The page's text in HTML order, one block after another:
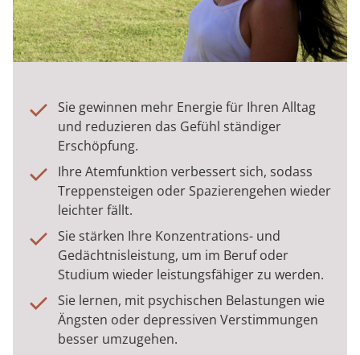
Sie gewinnen mehr Energie für Ihren Alltag
und reduzieren das Gefühl ständiger
Erschöpfung.
Ihre Atemfunktion verbessert sich, sodass
Treppensteigen oder Spazierengehen wieder
leichter fällt.
Sie stärken Ihre Konzentrations- und
Gedächtnisleistung, um im Beruf oder
Studium wieder leistungsfähiger zu werden.
Sie lernen, mit psychischen Belastungen wie
Ängsten oder depressiven Verstimmungen
besser umzugehen.